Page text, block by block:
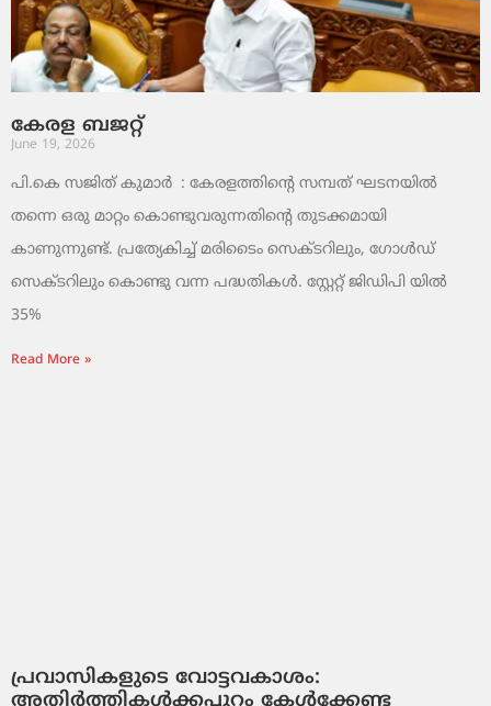
കേരള ബജറ്റ്
June 19, 2026
പി.കെ സജിത് കുമാര്‍ : കേരളത്തിന്റെ സമ്പത് ഘടനയിൽ
തന്നെ ഒരു മാറ്റം കൊണ്ടുവരുന്നതിന്റെ തുടക്കമായി
കാണുന്നുണ്ട്. പ്രത്യേകിച്ച് മരിടൈം സെക്ടറിലും, ഗോൾഡ്
സെക്ടറിലും കൊണ്ടു വന്ന പദ്ധതികൾ. സ്റ്റേറ്റ് ജിഡിപി യിൽ
35%
Read More »
പ്രവാസികളുടെ വോട്ടവകാശം: